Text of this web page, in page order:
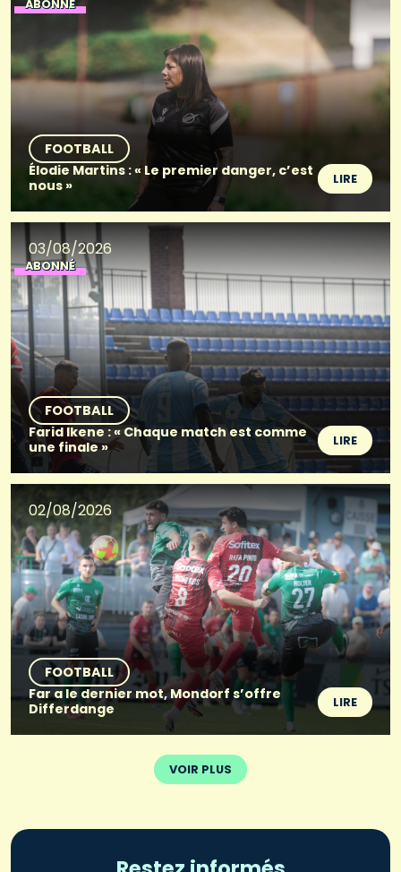
ABONNÉ
FOOTBALL
Élodie Martins : « Le premier danger, c’est
nous »
LIRE
03/08/2026
ABONNÉ
FOOTBALL
Farid Ikene : « Chaque match est comme
une finale »
LIRE
02/08/2026
FOOTBALL
Far a le dernier mot, Mondorf s’offre
Differdange
LIRE
VOIR PLUS